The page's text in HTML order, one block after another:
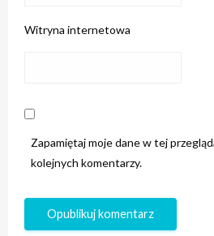
Witryna internetowa
Zapamiętaj moje dane w tej
kolejnych komentarzy.